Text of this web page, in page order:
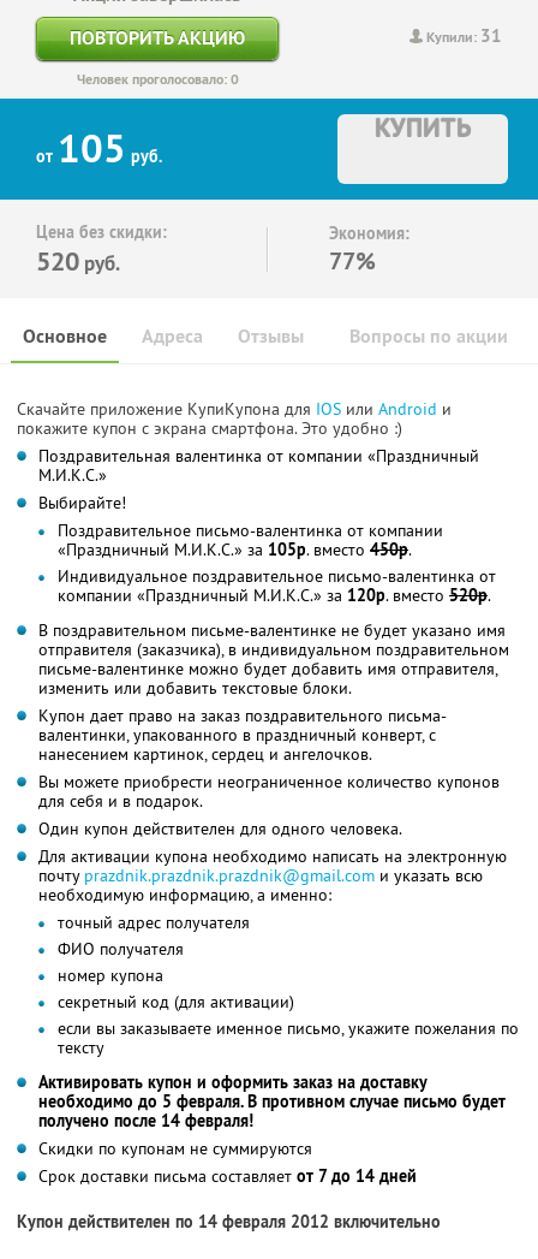
Купили: 31
ПОВТОРИТЬ АКЦИЮ
Человек проголосовало: 0
от 105 руб.
КУПИТЬ
Цена без скидки:
520 руб.
Экономия:
77%
Основное Отзывы Вопросы по акции
Адреса
Скачайте приложение КупиКупона для IOS или Android и
покажите купон с экрана смартфона. Это удобно :)
Поздравительная валентинка от компании «Праздничный
М.И.К.С.»
Выбирайте!
Поздравительное письмо-валентинка от компании
«Праздничный М.И.К.С.» за 105р. вместо 450р.
Индивидуальное поздравительное письмо-валентинка от
компании «Праздничный М.И.К.С.» за 120р. вместо 520р.
В поздравительном письме-валентинке не будет указано имя
отправителя (заказчика), в индивидуальном поздравительном
письме-валентинке можно будет добавить имя отправителя,
изменить или добавить текстовые блоки.
Купон дает право на заказ поздравительного письма-
валентинки, упакованного в праздничный конверт, с
нанесением картинок, сердец и ангелочков.
Вы можете приобрести неограниченное количество купонов
для себя и в подарок.
Один купон действителен для одного человека.
Для активации купона необходимо написать на электронную
почту prazdnik.prazdnik.prazdnik@gmail.com и указать всю
необходимую информацию, а именно:
точный адрес получателя
ФИО получателя
номер купона
секретный код (для активации)
если вы заказываете именное письмо, укажите пожелания по
тексту
Активировать купон и оформить заказ на доставку
необходимо до 5 февраля. В противном случае письмо будет
получено после 14 февраля!
Скидки по купонам не суммируются
Срок доставки письма составляет от 7 до 14 дней
Купон действителен по 14 февраля 2012 включительно